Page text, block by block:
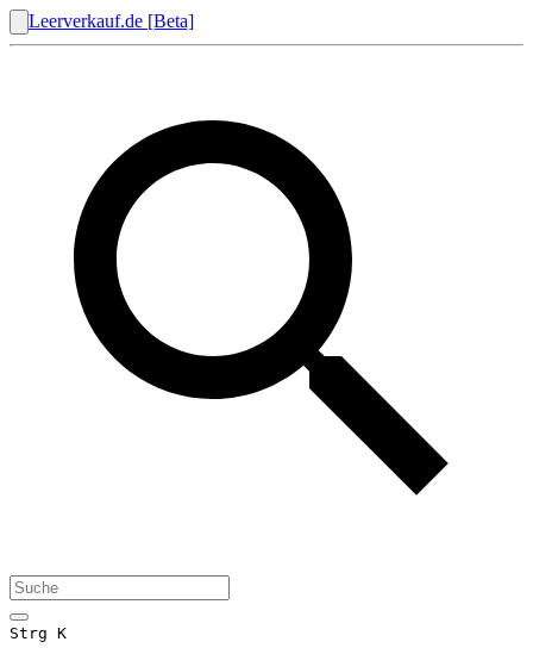
Leerverkauf.de [Beta]
Strg K